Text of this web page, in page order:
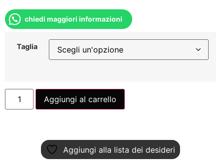
chiedi maggiori informazioni
Taglia
Aggiungi al carrello
Aggiungi alla lista dei desideri